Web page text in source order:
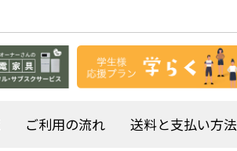
ご利用の流れ 送料と支払い方法